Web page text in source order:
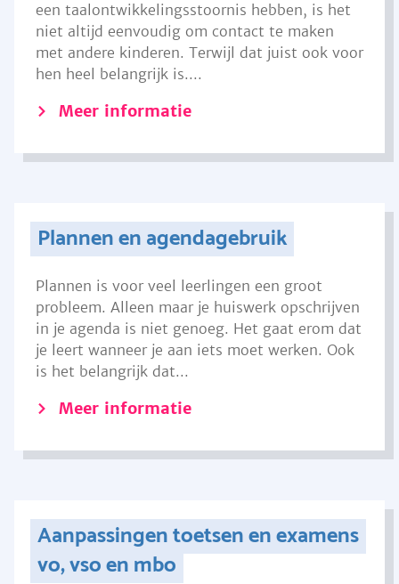
een taalontwikkelingsstoornis hebben, is het
niet altijd eenvoudig om contact te maken
met andere kinderen. Terwijl dat juist ook voor
hen heel belangrijk is....
Meer informatie
Plannen en agendagebruik
Plannen is voor veel leerlingen een groot
probleem. Alleen maar je huiswerk opschrijven
in je agenda is niet genoeg. Het gaat erom dat
je leert wanneer je aan iets moet werken. Ook
is het belangrijk dat...
Meer informatie
Aanpassingen toetsen en examens
vo, vso en mbo